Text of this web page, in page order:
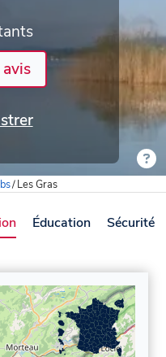
/Les Gras
Éducation Sécurité